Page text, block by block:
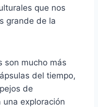
que nos
grande de la
son mucho más
del tiempo,
de
una exploración